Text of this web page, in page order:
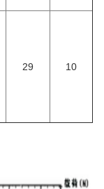
29 10